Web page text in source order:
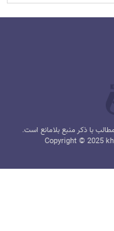
با ذکر منبع بلامانع است.
Copyright © 2025